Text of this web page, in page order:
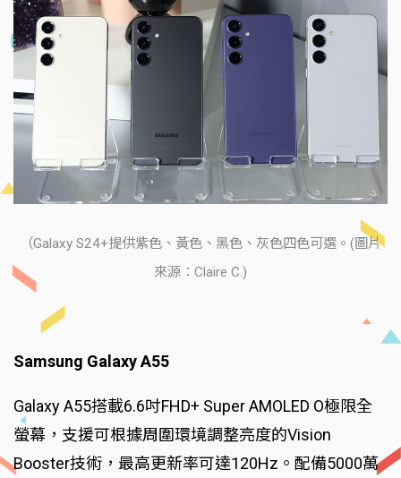
（Galaxy S24+提供紫色、黃色、黑色、灰色四色可選。(圖片
來源：Claire C.)
Samsung Galaxy A55
Galaxy A55搭載6.6吋FHD+ Super AMOLED O極限全
螢幕，支援可根據周圍環境調整亮度的Vision
Booster技術，最高更新率可達120Hz。配備5000萬